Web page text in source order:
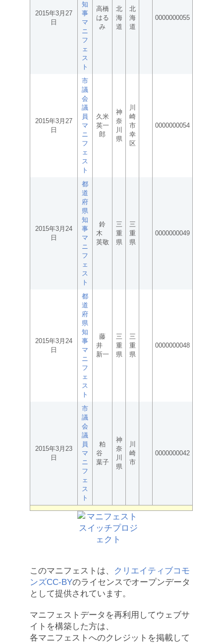
2015年3月27
日
知
事
マ
ニ
フ
ェ
ス
ト
高橋
はる
み
北
海
道
北
海
道
0000000055
2015年3月27
日
市
議
会
議
員
マ
ニ
フ
ェ
ス
ト
久米
英一
郎
神
奈
川
県
川
崎
市
幸
区
0000000054
2015年3月24
日
都
道
府
県
知
事
マ
ニ
フ
ェ
ス
ト
鈴
木
英敬
三
重
県
三
重
県
0000000049
2015年3月24
日
都
道
府
県
知
事
マ
ニ
フ
ェ
ス
ト
藤
井
新一
三
重
県
三
重
県
0000000048
2015年3月23
日
市
議
会
議
員
マ
ニ
フ
ェ
ス
ト
粕
谷
葉子
神
奈
川
県
川
崎
市
0000000042
このマニフェストは、
クリエイティブコモ
ンズCC-BYのライセンスでオープンデータ
として提供されています。
マニフェストデータを再利用してウェブサ
イトを構築した方は、
各マニフェストへのクレジットを掲載して